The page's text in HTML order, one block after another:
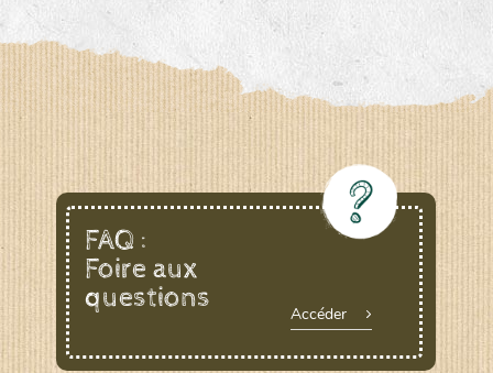
FAQ :
Foire aux
questions
Accéder